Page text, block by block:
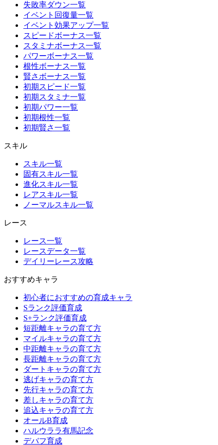
失敗率ダウン一覧
イベント回復量一覧
イベント効果アップ一覧
スピードボーナス一覧
スタミナボーナス一覧
パワーボーナス一覧
根性ボーナス一覧
賢さボーナス一覧
初期スピード一覧
初期スタミナ一覧
初期パワー一覧
初期根性一覧
初期賢さ一覧
スキル
スキル一覧
固有スキル一覧
進化スキル一覧
レアスキル一覧
ノーマルスキル一覧
レース
レース一覧
レースデータ一覧
デイリーレース攻略
おすすめキャラ
初心者におすすめの育成キャラ
Sランク評価育成
S+ランク評価育成
短距離キャラの育て方
マイルキャラの育て方
中距離キャラの育て方
長距離キャラの育て方
ダートキャラの育て方
逃げキャラの育て方
先行キャラの育て方
差しキャラの育て方
追込キャラの育て方
オールB育成
ハルウララ有馬記念
デバフ育成